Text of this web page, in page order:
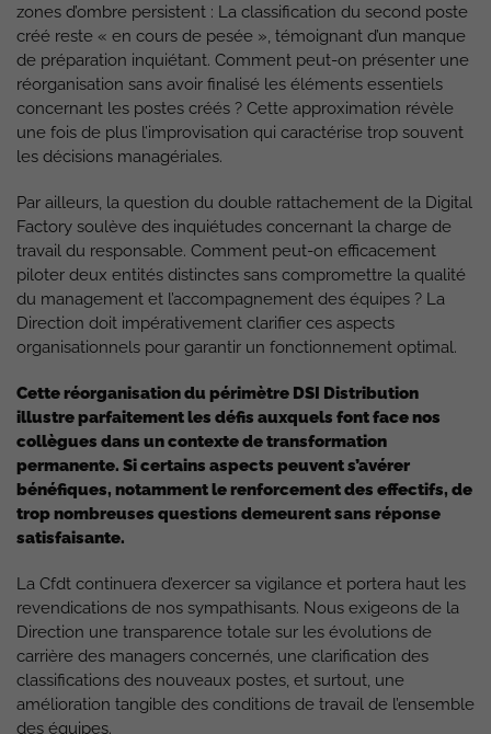
zones d’ombre persistent : La classification du second poste
créé reste « en cours de pesée », témoignant d’un manque
de préparation inquiétant. Comment peut-on présenter une
réorganisation sans avoir finalisé les éléments essentiels
concernant les postes créés ? Cette approximation révèle
une fois de plus l’improvisation qui caractérise trop souvent
les décisions managériales.
Par ailleurs, la question du double rattachement de la Digital
Factory soulève des inquiétudes concernant la charge de
travail du responsable. Comment peut-on efficacement
piloter deux entités distinctes sans compromettre la qualité
du management et l’accompagnement des équipes ? La
Direction doit impérativement clarifier ces aspects
organisationnels pour garantir un fonctionnement optimal.
Cette réorganisation du périmètre DSI Distribution
illustre parfaitement les défis auxquels font face nos
collègues dans un contexte de transformation
permanente. Si certains aspects peuvent s’avérer
bénéfiques, notamment le renforcement des effectifs, de
trop nombreuses questions demeurent sans réponse
satisfaisante.
La Cfdt continuera d’exercer sa vigilance et portera haut les
revendications de nos sympathisants. Nous exigeons de la
Direction une transparence totale sur les évolutions de
carrière des managers concernés, une clarification des
classifications des nouveaux postes, et surtout, une
amélioration tangible des conditions de travail de l’ensemble
des équipes.